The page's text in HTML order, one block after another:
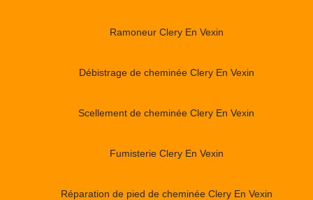
Ramoneur Clery En Vexin
Débistrage de cheminée Clery En Vexin
Scellement de cheminée Clery En Vexin
Fumisterie Clery En Vexin
Réparation de pied de cheminée Clery En Vexin